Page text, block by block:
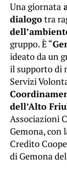
Una giornata
dialogotra
gruppo. È “
ideato da un
il supporto di
Servizi
dell’Alto
Associazioni
Gemona, con
Credito
di Gemona